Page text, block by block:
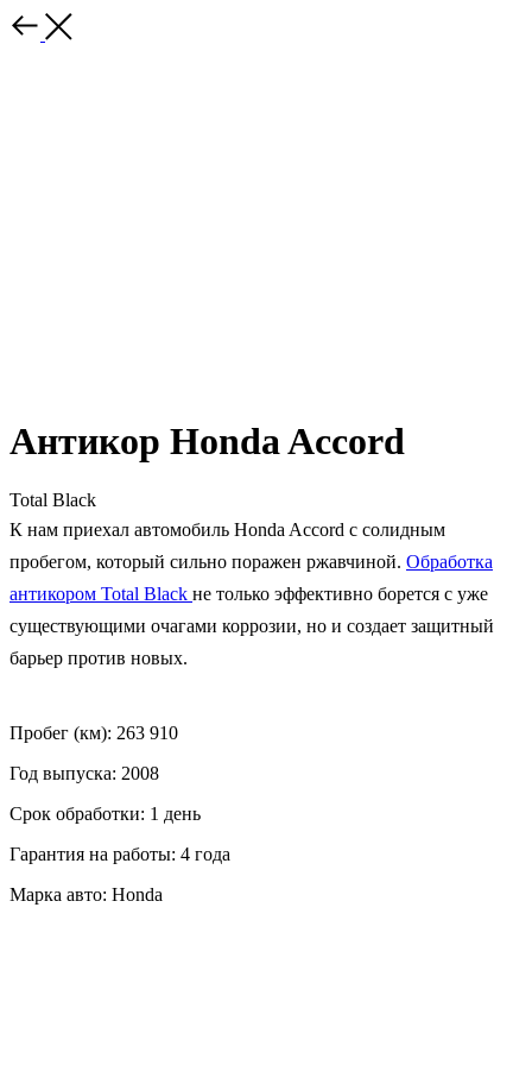
Антикор Honda Accord
Total Black
К нам приехал автомобиль Honda Accord с солидным
пробегом, который сильно поражен ржавчиной. Обработка
антикором Total Black не только эффективно борется с уже
существующими очагами коррозии, но и создает защитный
барьер против новых.
Пробег (км): 263 910
Год выпуска: 2008
Срок обработки: 1 день
Гарантия на работы: 4 года
Марка авто: Honda